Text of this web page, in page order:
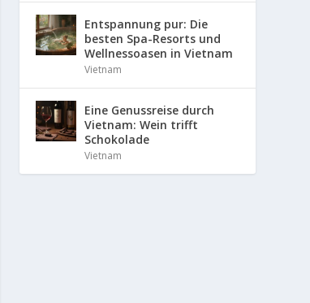
Entspannung pur: Die
besten Spa-Resorts und
Wellnessoasen in Vietnam
Vietnam
Eine Genussreise durch
Vietnam: Wein trifft
Schokolade
Vietnam